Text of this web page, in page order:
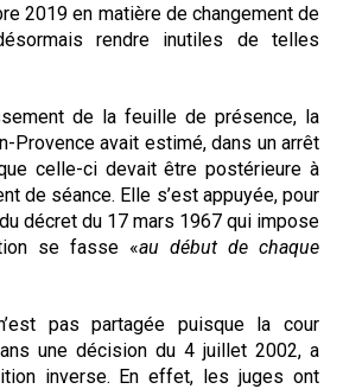
2019 en matière de changement de
rendre inutiles de telles
de la feuille de présence, la
Provence avait estimé, dans un arrêt
celle-ci devait être postérieure à
de séance. Elle s’est appuyée, pour
décret du 17 mars 1967 qui impose
se fasse «au début de chaque
pas partagée puisque la cour
une décision du 4 juillet 2002, a
inverse. En effet, les juges ont